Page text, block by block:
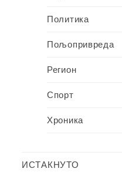
Политика
Пољопривреда
Регион
Спорт
Хроника
ИСТАКНУТО